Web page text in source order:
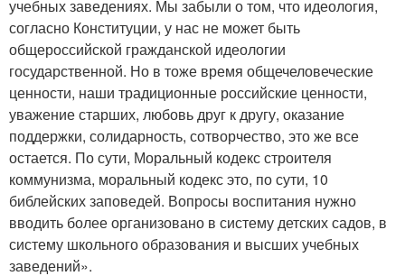
учебных заведениях. Мы забыли о том, что идеология,
согласно Конституции, у нас не может быть
общероссийской гражданской идеологии
государственной. Но в тоже время общечеловеческие
ценности, наши традиционные российские ценности,
уважение старших, любовь друг к другу, оказание
поддержки, солидарность, сотворчество, это же все
остается. По сути, Моральный кодекс строителя
коммунизма, моральный кодекс это, по сути, 10
библейских заповедей. Вопросы воспитания нужно
вводить более организовано в систему детских садов, в
систему школьного образования и высших учебных
заведений».